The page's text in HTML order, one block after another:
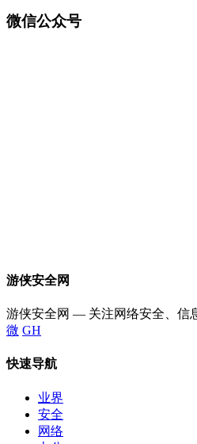
微信公众号
游侠安全网
游侠安全网 — 关注网络安全、信
微 GH
快速导航
业界
安全
网络